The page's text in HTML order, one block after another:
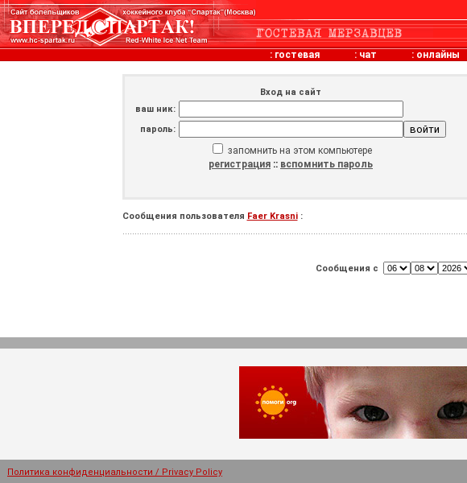
: гостевая : чат : онлайны
Вход на сайт
ваш ник:
пароль:
запомнить на этом компьютере
регистрация :: вспомнить пароль
Сообщения пользователя Faer Krasni:
Сообщения с
Политика конфиденциальности / Privacy Policy